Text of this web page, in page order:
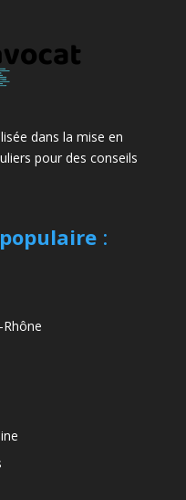
dans la mise en
pour des conseils
: